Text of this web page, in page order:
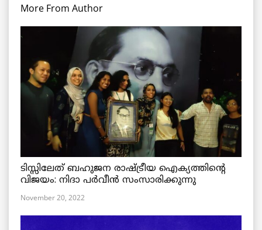
More From Author
ടിസ്സിലേത് ബഹുജന രാഷ്ട്രീയ ഐക്യത്തിന്റെ
വിജയം: നിദാ പർവീൻ സംസാരിക്കുന്നു
November 20, 2022